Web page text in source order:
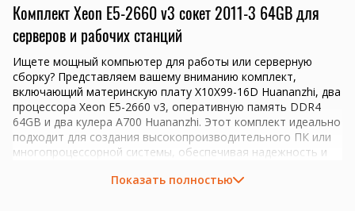
Комплект Xeon E5-2660 v3 сокет 2011-3 64GB для
серверов и рабочих станций
Ищете мощный компьютер для работы или серверную
сборку? Представляем вашему вниманию комплект,
включающий материнскую плату X10X99-16D Huananzhi, два
процессора Xeon E5-2660 v3, оперативную память DDR4
64GB и два кулера A700 Huananzhi. Этот комплект идеально
подходит для создания высокопроизводительного ПК или
многопроцессорной системы, обеспечивая надежность и
Показать полностью